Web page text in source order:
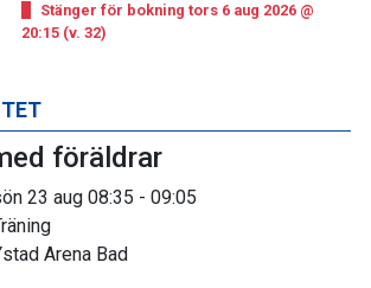
föräldrar
23 aug 08:35 - 09:05
Arena Bad
Stänger för bokning tors 6 aug 2026 @
20:15 (v. 32)